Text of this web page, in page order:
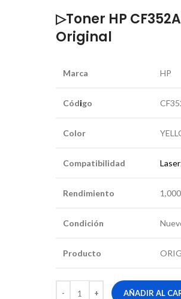
▷Toner HP
Original
Marca HP
Código
Color
Compatibilidad
Rendimiento
Condición
Producto
AÑADIR AL